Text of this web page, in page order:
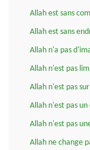
Allah est sans
Allah est sans
Allah n'a pas
Allah n'est pas
Allah n'est pas
Allah n'est pas
Allah n'est pas
Allah ne change